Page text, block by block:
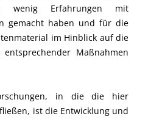
wenig Erfahrungen mit
gemacht haben und für die
im Hinblick auf die
Maßnahmen
in die die hier
ist die Entwicklung und